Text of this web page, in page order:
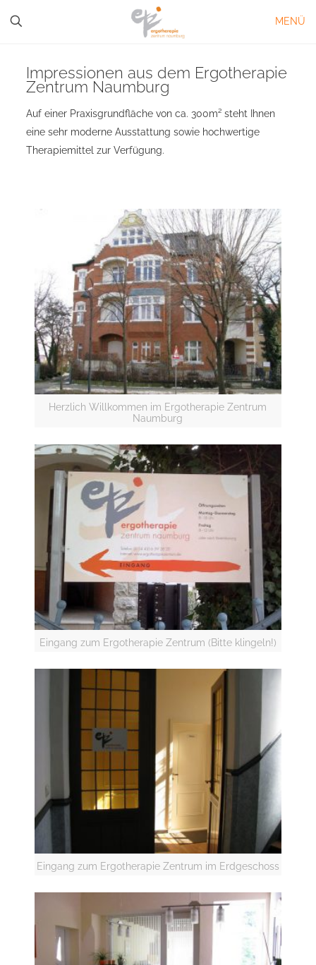
MENÜ
Impressionen aus dem Ergotherapie
Zentrum Naumburg
Auf einer Praxisgrundfläche von ca. 300m² steht Ihnen
eine sehr moderne Ausstattung sowie hochwertige
Therapiemittel zur Verfügung.
Herzlich Willkommen im Ergotherapie Zentrum
Naumburg
Eingang zum Ergotherapie Zentrum (Bitte klingeln!)
Eingang zum Ergotherapie Zentrum im Erdgeschoss